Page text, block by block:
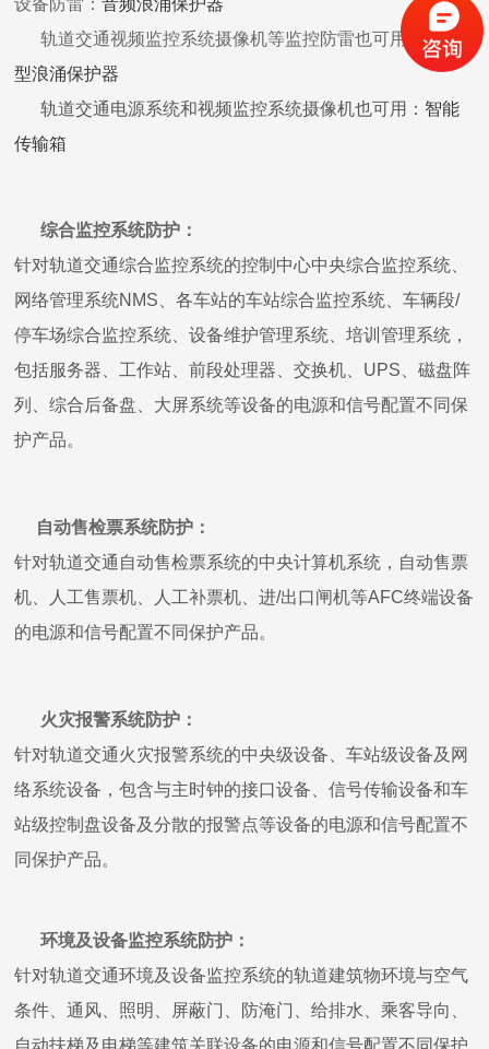
轨道交通视频监控系统摄像机等监控防雷也可用：组合
型浪涌保护器
轨道交通电源系统和视频监控系统摄像机也可用： 智能
传输箱
综合监控系统防护：
针对轨道交通综合监控系统的控制中心中央综合监控系统、
网络管理系统NMS、各车站的车站综合监控系统、车辆段/
停车场综合监控系统、设备维护管理系统、培训管理系统，
包括服务器、工作站、前段处理器、交换机、UPS、磁盘阵
列、综合后备盘、大屏系统等设备的电源和信号配置不同保
护产品。
自动售检票系统防护：
针对轨道交通自动售检票系统的中央计算机系统，自动售票
机、人工售票机、人工补票机、进/出口闸机等AFC终端设备
的电源和信号配置不同保护产品。
火灾报警系统防护：
针对轨道交通火灾报警系统的中央级设备、车站级设备及网
络系统设备，包含与主时钟的接口设备、信号传输设备和车
站级控制盘设备及分散的报警点等设备的电源和信号配置不
同保护产品。
环境及设备监控系统防护：
针对轨道交通环境及设备监控系统的轨道建筑物环境与空气
条件、通风、照明、屏蔽门、防淹门、给排水、乘客导向、